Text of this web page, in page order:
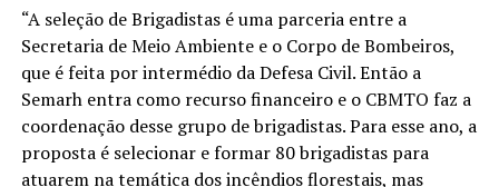
“A seleção de Brigadistas é uma parceria entre a
Secretaria de Meio Ambiente e o Corpo de Bombeiros,
que é feita por intermédio da Defesa Civil. Então a
Semarh entra como recurso financeiro e o CBMTO faz a
coordenação desse grupo de brigadistas. Para esse ano, a
proposta é selecionar e formar 80 brigadistas para
atuarem na temática dos incêndios florestais, mas